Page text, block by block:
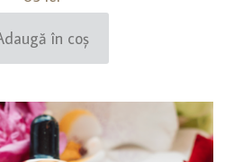
în coș